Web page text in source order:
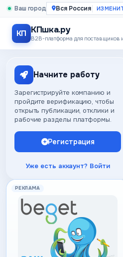
Ваш город Вся Россия
КП КПшка.ру
B2B-платформа для поставщиков
Начните работу
Зарегистрируйте компанию и
пройдите верификацию, чтобы
открыть публикации, отклики и
рабочие разделы платформы.
Регистрация
Уже есть аккаунт? Войти
РЕКЛАМА